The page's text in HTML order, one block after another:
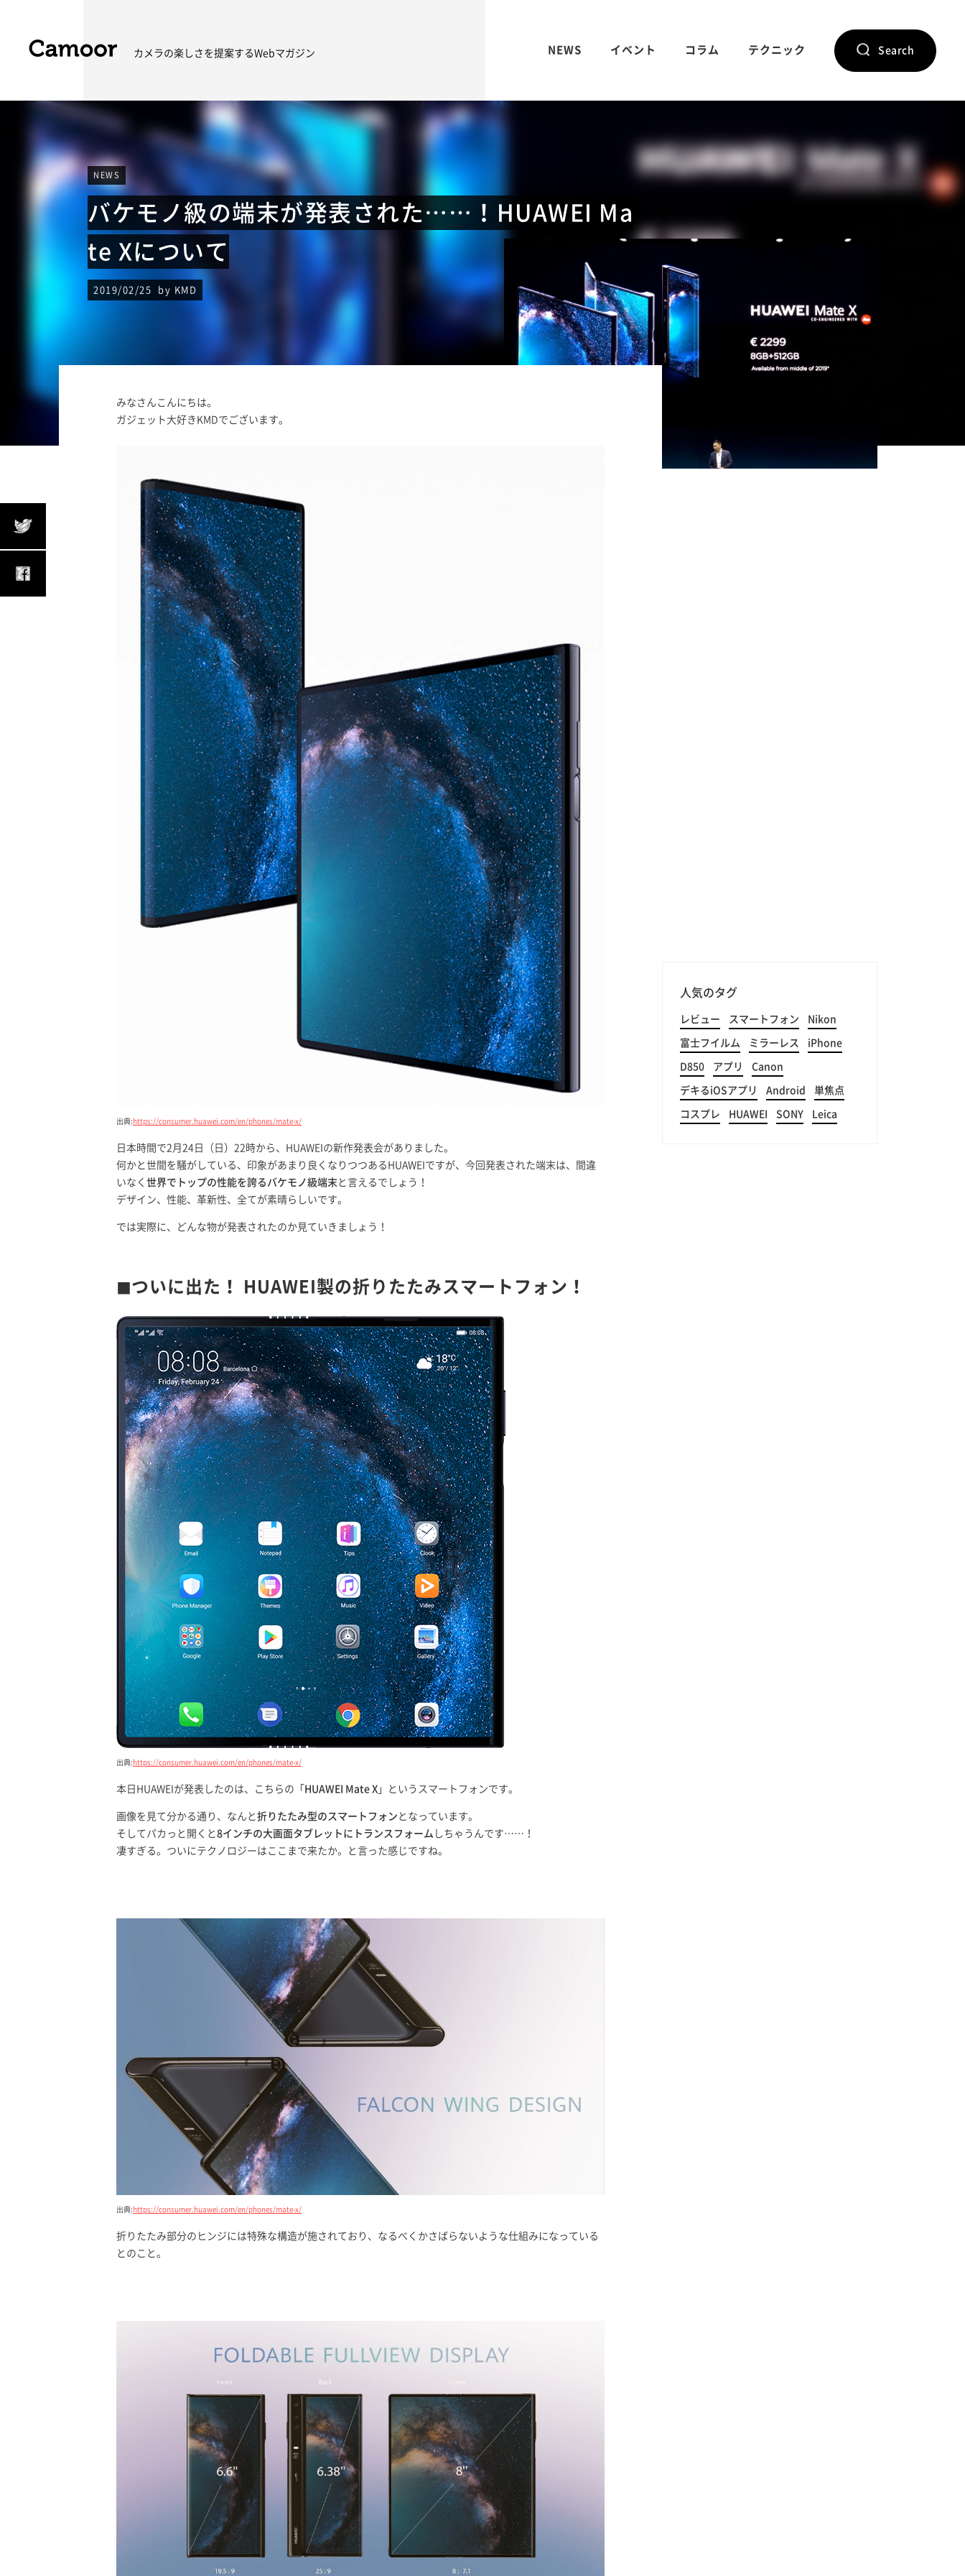
カメラの楽しさを提案するWebマガジン NEWS イベント コラム テクニック Search
NEWS
バケモノ級の端末が発表された……！HUAWEI Ma
te Xについて
2019/02/25 by KMD
みなさんこんにちは。
ガジェット大好きKMDでございます。
出典: https://consumer.huawei.com/en/phones/mate-x/
日本時間で2月24日（日）22時から、HUAWEIの新作発表会がありました。
何かと世間を騒がしている、印象があまり良くなりつつあるHUAWEIですが、今回発表された端末は、間違
いなく 世界でトップの性能を誇るバケモノ級端末と言えるでしょう！
デザイン、性能、革新性、全てが素晴らしいです。
では実際に、どんな物が発表されたのか見ていきましょう！
◼︎ついに出た！ HUAWEI製の折りたたみスマートフォン！
出典: https://consumer.huawei.com/en/phones/mate-x/
本日HUAWEIが発表したのは、こちらの「 HUAWEI Mate X 」というスマートフォンです。
画像を見て分かる通り、なんと 折りたたみ型のスマートフォン となっています。
そしてパカっと開くと 8インチの大画面タブレットにトランスフォーム しちゃうんです……！
凄すぎる。ついにテクノロジーはここまで来たか。と言った感じですね。
出典: https://consumer.huawei.com/en/phones/mate-x/
折りたたみ部分のヒンジには特殊な構造が施されており、なるべくかさばらないような仕組みになっている
とのこと。
人気のタグ
レビュー スマートフォン Nikon
富士フイルム ミラーレス iPhone
D850 アプリ Canon
デキるiOSアプリ Android 単焦点
コスプレ HUAWEI SONY Leica